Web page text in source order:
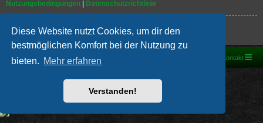
Diese Website nutzt Cookies, um dir den
bestmöglichen Komfort bei der Nutzung zu
bieten. Mehr erfahren
Verstanden!
Nutzungsbedingungen | Datenschutzrichtlinie
Registrieren
Foren-Übersicht Kontakt